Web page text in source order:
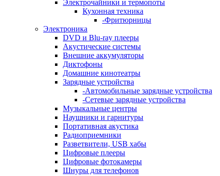
Электрочайники и термопоты
Кухонная техника
-Фритюрницы
Электроника
DVD и Blu-ray плееры
Акустические системы
Внешние аккумуляторы
Диктофоны
Домашние кинотеатры
Зарядные устройства
-Автомобильные зарядные устройства
-Сетевые зарядные устройства
Музыкальные центры
Наушники и гарнитуры
Портативная акустика
Радиоприемники
Разветвители, USB хабы
Цифровые плееры
Цифровые фотокамеры
Шнуры для телефонов